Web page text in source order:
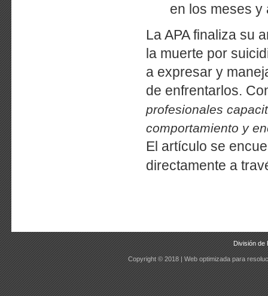
en los meses y
La APA finaliza su
la muerte por
a expresar y
de enfrentarlos.
profesionales
comportamiento y
El artículo se
directamente a
División de
Copyright © 2018 | Web optimizada para